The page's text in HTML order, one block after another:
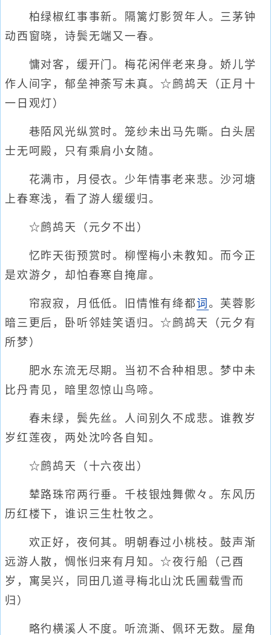
柏绿椒红事事新。隔篱灯影贺年人。三茅钟
动西窗晓，诗鬓无端又一春。
慵对客，缓开门。梅花闲伴老来身。娇儿学
作人间字，郁垒神荼写未真。☆鹧鸪天（正月十
一日观灯）
巷陌风光纵赏时。笼纱未出马先嘶。白头居
士无呵殿，只有乘肩小女随。
花满市，月侵衣。少年情事老来悲。沙河塘
上春寒浅，看了游人缓缓归。
☆鹧鸪天（元夕不出）
忆昨天街预赏时。柳慳梅小未教知。而今正
是欢游夕，却怕春寒自掩扉。
帘寂寂，月低低。旧情惟有绛都词 。芙蓉影
暗三更后，卧听邻娃笑语归。☆鹧鸪天（元夕有
所梦）
肥水东流无尽期。当初不合种相思。梦中未
比丹青见，暗里忽惊山鸟啼。
春未绿，鬓先丝。人间别久不成悲。谁教岁
岁红莲夜，两处沈吟各自知。
☆鹧鸪天（十六夜出）
辇路珠帘两行垂。千枝银烛舞僛々。东风历
历红楼下，谁识三生杜牧之。
欢正好，夜何其。明朝春过小桃枝。鼓声渐
远游人散，惆怅归来有月知。☆夜行船（己酉
岁，寓吴兴，同田几道寻梅北山沈氏圃载雪而
归）
略彴横溪人不度。听流澌、佩环无数。屋角